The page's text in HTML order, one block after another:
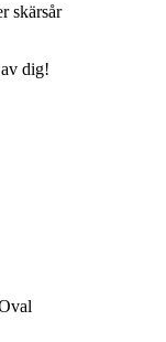
skärsår
dig!